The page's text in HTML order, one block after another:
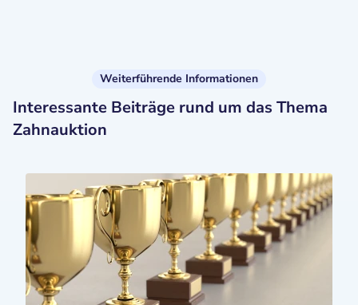
Weiterführende Informationen
Interessante Beiträge rund um das Thema
Zahnauktion